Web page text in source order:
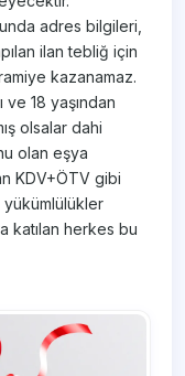
adres bilgileri,
ilan tebliğ için
kazanamaz.
ve 18 yaşından
olsalar dahi
olan eşya
KDV+ÖTV gibi
katılan herkes bu